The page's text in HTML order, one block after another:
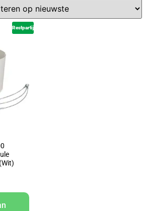
Restpartij